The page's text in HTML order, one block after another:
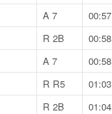
A 7
R 2B
A 7
R R5
R 2B